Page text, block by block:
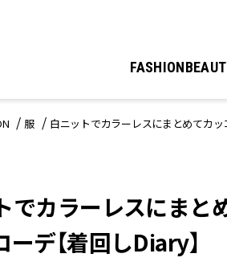
FASHION
服 白ニットでカラーレスにまとめてカ
でカラーレスにまと
ーデ【着回しDiary】